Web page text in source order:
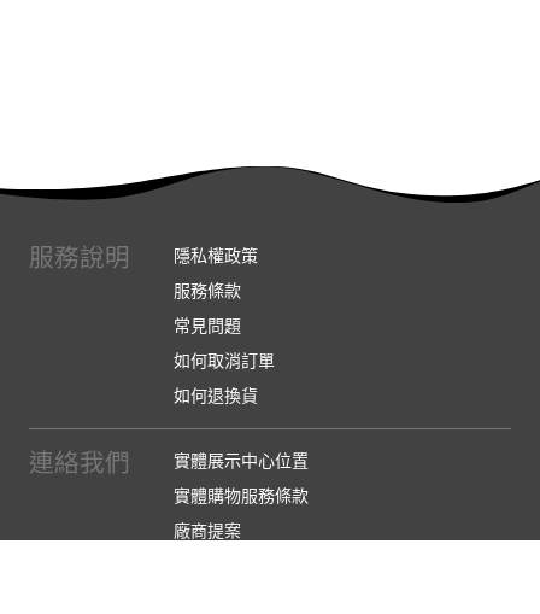
服務說明
隱私權政策
服務條款
常見問題
如何取消訂單
如何退換貨
連絡我們
實體展示中心位置
實體購物服務條款
廠商提案